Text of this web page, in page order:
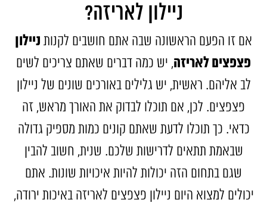
ניילון לאריזה?
אם זו הפעם הראשונה שבה אתם חושבים לקנות ניילון
פצפצים לאריזה, יש כמה דברים שאתם צריכים לשים
לב אליהם. ראשית, יש גלילים באורכים שונים של ניילון
פצפצים. לכן, אם תוכלו לבדוק את האורך מראש, זה
כדאי. כך תוכלו לדעת שאתם קונים כמות מספיק גדולה
שבאמת תתאים לדרישות שלכם. שנית, חשוב להבין
שגם בתחום הזה יכולות להיות איכויות שונות. אתם
יכולים למצוא היום ניילון פצפצים לאריזה באיכות ירודה,